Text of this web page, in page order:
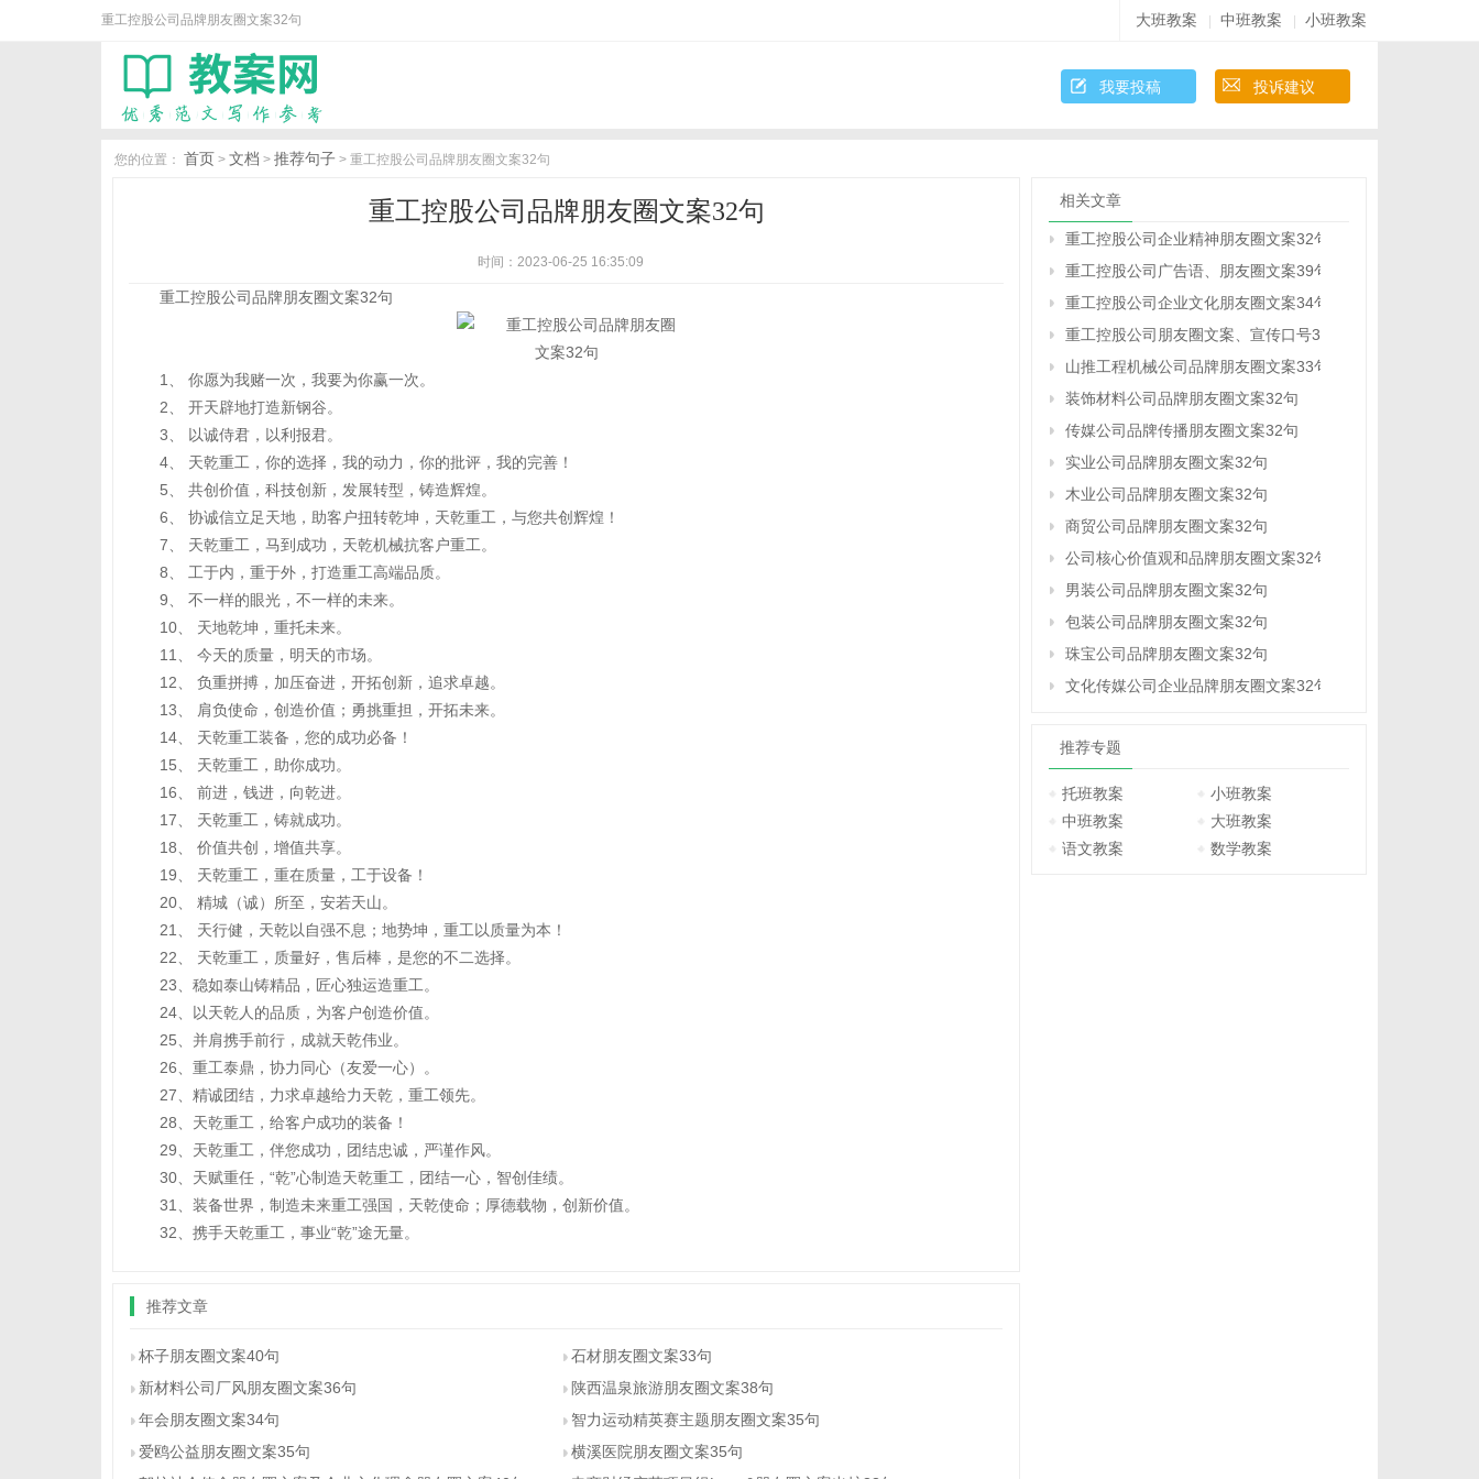
重工控股公司品牌朋友圈文案32句 大班教案 中班教案 小班教案
我要投稿 投诉建议
您的位置： 首页 > 文档 > 推荐句子 > 重工控股公司品牌朋友圈文案32句
重工控股公司品牌朋友圈文案32句
时间：2023-06-25 16:35:09
重工控股公司品牌朋友圈文案32句
1、 你愿为我赌一次，我要为你赢一次。
2、 开天辟地打造新钢谷。
3、 以诚侍君，以利报君。
4、 天乾重工，你的选择，我的动力，你的批评，我的完善！
5、 共创价值，科技创新，发展转型，铸造辉煌。
6、 协诚信立足天地，助客户扭转乾坤，天乾重工，与您共创辉煌！
7、 天乾重工，马到成功，天乾机械抗客户重工。
8、 工于内，重于外，打造重工高端品质。
9、 不一样的眼光，不一样的未来。
10、 天地乾坤，重托未来。
11、 今天的质量，明天的市场。
12、 负重拼搏，加压奋进，开拓创新，追求卓越。
13、 肩负使命，创造价值；勇挑重担，开拓未来。
14、 天乾重工装备，您的成功必备！
15、 天乾重工，助你成功。
16、 前进，钱进，向乾进。
17、 天乾重工，铸就成功。
18、 价值共创，增值共享。
19、 天乾重工，重在质量，工于设备！
20、 精城（诚）所至，安若天山。
21、 天行健，天乾以自强不息；地势坤，重工以质量为本！
22、 天乾重工，质量好，售后棒，是您的不二选择。
23、稳如泰山铸精品，匠心独运造重工。
24、以天乾人的品质，为客户创造价值。
25、并肩携手前行，成就天乾伟业。
26、重工泰鼎，协力同心（友爱一心）。
27、精诚团结，力求卓越给力天乾，重工领先。
28、天乾重工，给客户成功的装备！
29、天乾重工，伴您成功，团结忠诚，严谨作风。
30、天赋重任，“乾”心制造天乾重工，团结一心，智创佳绩。
31、装备世界，制造未来重工强国，天乾使命；厚德载物，创新价值。
32、携手天乾重工，事业“乾”途无量。
推荐文章
杯子朋友圈文案40句
石材朋友圈文案33句
新材料公司厂风朋友圈文案36句
陕西温泉旅游朋友圈文案38句
年会朋友圈文案34句
智力运动精英赛主题朋友圈文案35句
爱鸥公益朋友圈文案35句
横溪医院朋友圈文案35句
相关文章
重工控股公司企业精神朋友圈文案32句
重工控股公司广告语、朋友圈文案39句
重工控股公司企业文化朋友圈文案34句
重工控股公司朋友圈文案、宣传口号31句
山推工程机械公司品牌朋友圈文案33句
装饰材料公司品牌朋友圈文案32句
传媒公司品牌传播朋友圈文案32句
实业公司品牌朋友圈文案32句
木业公司品牌朋友圈文案32句
商贸公司品牌朋友圈文案32句
公司核心价值观和品牌朋友圈文案32句
男装公司品牌朋友圈文案32句
包装公司品牌朋友圈文案32句
珠宝公司品牌朋友圈文案32句
文化传媒公司企业品牌朋友圈文案32句
推荐专题
托班教案
小班教案
中班教案
大班教案
语文教案
数学教案